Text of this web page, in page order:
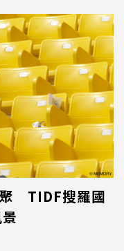
式，更開展出關乎紀
聚 TIDF搜羅國